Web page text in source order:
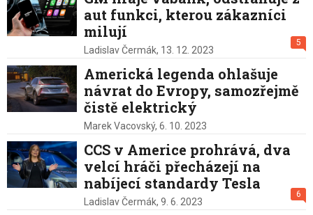
aut funkci, kterou zákazníci
milují
5
Ladislav Čermák, 13. 12. 2023
Americká legenda ohlašuje
návrat do Evropy, samozřejmě
čistě elektrický
Marek Vacovský, 6. 10. 2023
CCS v Americe prohrává, dva
velcí hráči přecházejí na
nabíjecí standardy Tesla
6
Ladislav Čermák, 9. 6. 2023